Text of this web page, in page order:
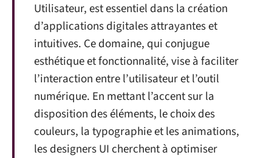
Utilisateur, est essentiel dans la création
d’applications digitales attrayantes et
intuitives. Ce domaine, qui conjugue
esthétique et fonctionnalité, vise à faciliter
l’interaction entre l’utilisateur et l’outil
numérique. En mettant l’accent sur la
disposition des éléments, le choix des
couleurs, la typographie et les animations,
les designers UI cherchent à optimiser